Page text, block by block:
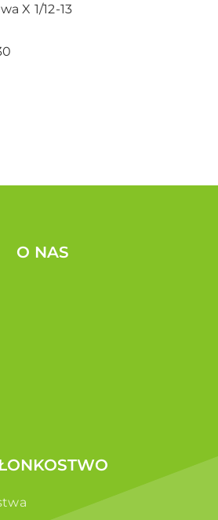
X 1/12-13
O NAS